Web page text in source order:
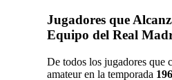
Jugadores que
Equipo del Real
De todos los jugadores que
amateur en la temporada